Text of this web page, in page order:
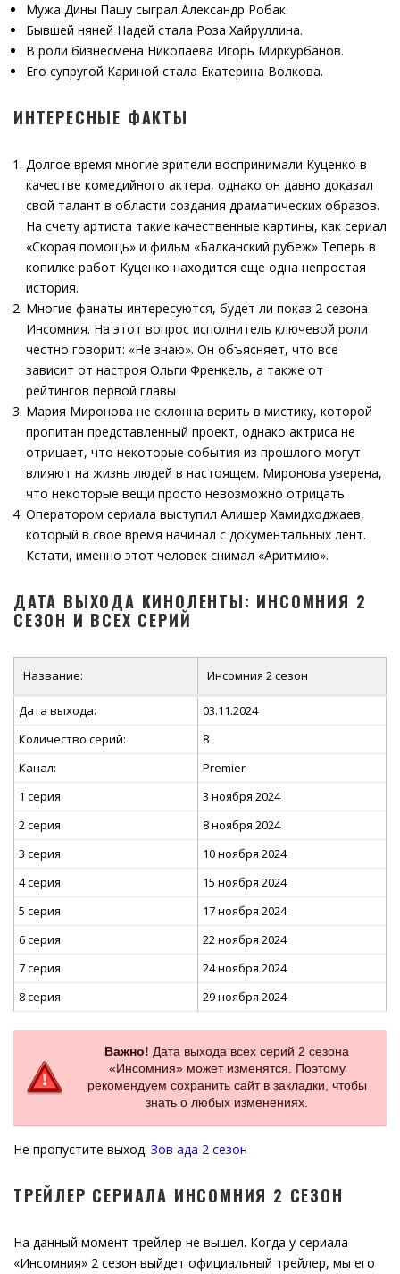
Мужа Дины Пашу сыграл Александр Робак.
Бывшей няней Надей стала Роза Хайруллина.
В роли бизнесмена Николаева Игорь Миркурбанов.
Его супругой Кариной стала Екатерина Волкова.
ИНТЕРЕСНЫЕ ФАКТЫ
Долгое время многие зрители воспринимали Куценко в
качестве комедийного актера, однако он давно доказал
свой талант в области создания драматических образов.
На счету артиста такие качественные картины, как сериал
«Скорая помощь» и фильм «Балканский рубеж» Теперь в
копилке работ Куценко находится еще одна непростая
история.
Многие фанаты интересуются, будет ли показ 2 сезона
Инсомния. На этот вопрос исполнитель ключевой роли
честно говорит: «Не знаю». Он объясняет, что все
зависит от настроя Ольги Френкель, а также от
рейтингов первой главы
Мария Миронова не склонна верить в мистику, которой
пропитан представленный проект, однако актриса не
отрицает, что некоторые события из прошлого могут
влияют на жизнь людей в настоящем. Миронова уверена,
что некоторые вещи просто невозможно отрицать.
Оператором сериала выступил Алишер Хамидходжаев,
который в свое время начинал с документальных лент.
Кстати, именно этот человек снимал «Аритмию».
ДАТА ВЫХОДА КИНОЛЕНТЫ: ИНСОМНИЯ 2
СЕЗОН И ВСЕХ СЕРИЙ
Название: Инсомния 2 сезон
Дата выхода:
03.11.2024
Количество серий:
8
Канал:
Premier
1 серия
3 ноября 2024
2 серия
8 ноября 2024
3 серия
10 ноября 2024
4 серия
15 ноября 2024
5 серия
17 ноября 2024
6 серия
22 ноября 2024
7 серия
24 ноября 2024
8 серия
29 ноября 2024
Важно! Дата выхода всех серий 2 сезона
«Инсомния» может изменятся. Поэтому
рекомендуем сохранить сайт в закладки, чтобы
знать о любых изменениях.
Не пропустите выход: Зов ада 2 сезон
ТРЕЙЛЕР СЕРИАЛА ИНСОМНИЯ 2 СЕЗОН
На данный момент трейлер не вышел. Когда у сериала
«Инсомния» 2 сезон выйдет официальный трейлер, мы его